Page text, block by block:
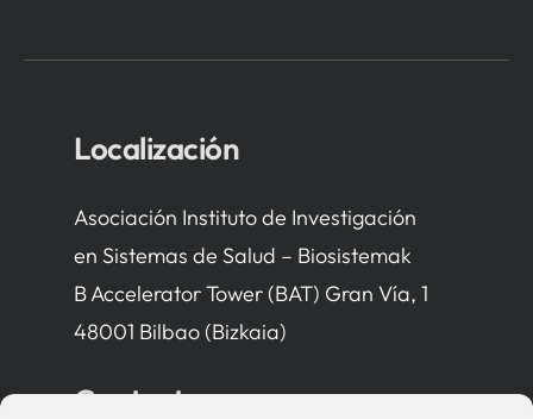
Localización
Asociación Instituto de Investigación
en Sistemas de Salud – Biosistemak
B Accelerator Tower (BAT) Gran Vía, 1
48001 Bilbao (Bizkaia)
Contacto